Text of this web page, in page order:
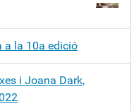
a la 10a edició
i Joana Dark,